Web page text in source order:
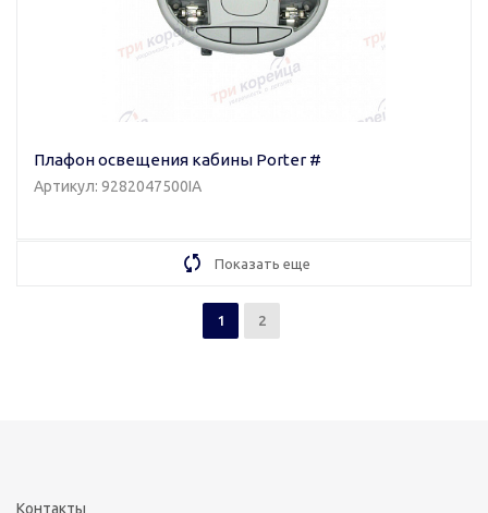
Плафон освещения кабины Porter #
Артикул: 9282047500IA
Показать еще
1 2
Контакты